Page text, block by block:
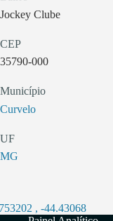
Jockey Clube
CEP
35790-000
Município
Curvelo
UF
MG
, -44.43068